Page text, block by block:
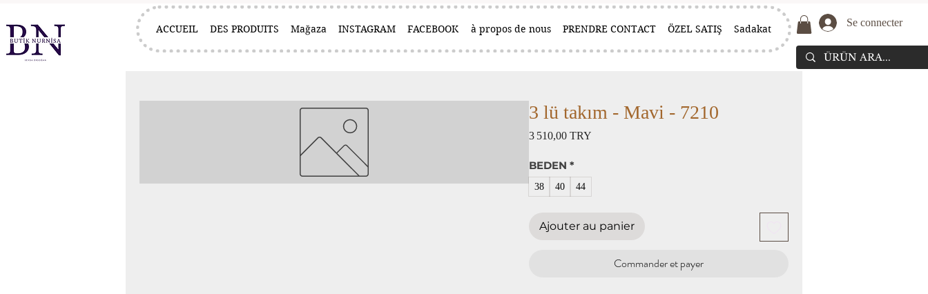
ACCUEIL DES PRODUITS Mağaza INSTAGRAM FACEBOOK à propos de nous PRENDRE CONTACT ÖZEL SATIŞ Sadakat
Se connecter
3 lü takım - Mavi - 7210
3 510,00 TRY
BEDEN *
38 40 44
Ajouter au panier
Commander et payer